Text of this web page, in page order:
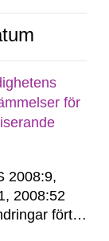
för
2008:9,
2008:52
förts